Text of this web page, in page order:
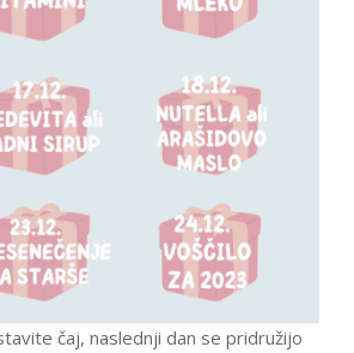
čaj, naslednji dan se pridružijo